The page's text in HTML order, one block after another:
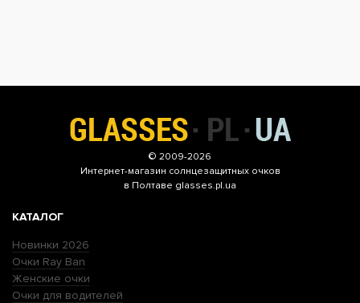
© 2009-2026
Интернет-магазин солнцезащитных очков
в Полтаве glasses.pl.ua
КАТАЛОГ
Новинки 2026
Очки Ray Ban
Женские очки
Очки для водителей